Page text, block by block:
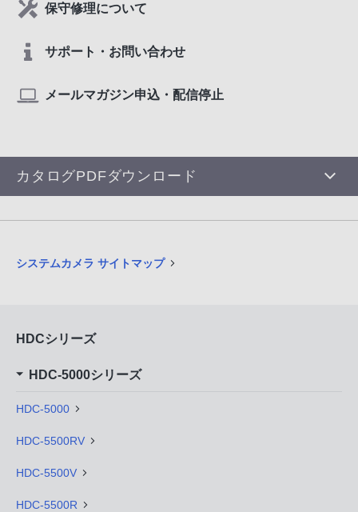
保守修理について
サポート・お問い合わせ
メールマガジン申込・配信停止
カタログPDFダウンロード
システムカメラ サイトマップ
HDCシリーズ
HDC-5000シリーズ
HDC-5000
HDC-5500RV
HDC-5500V
HDC-5500R